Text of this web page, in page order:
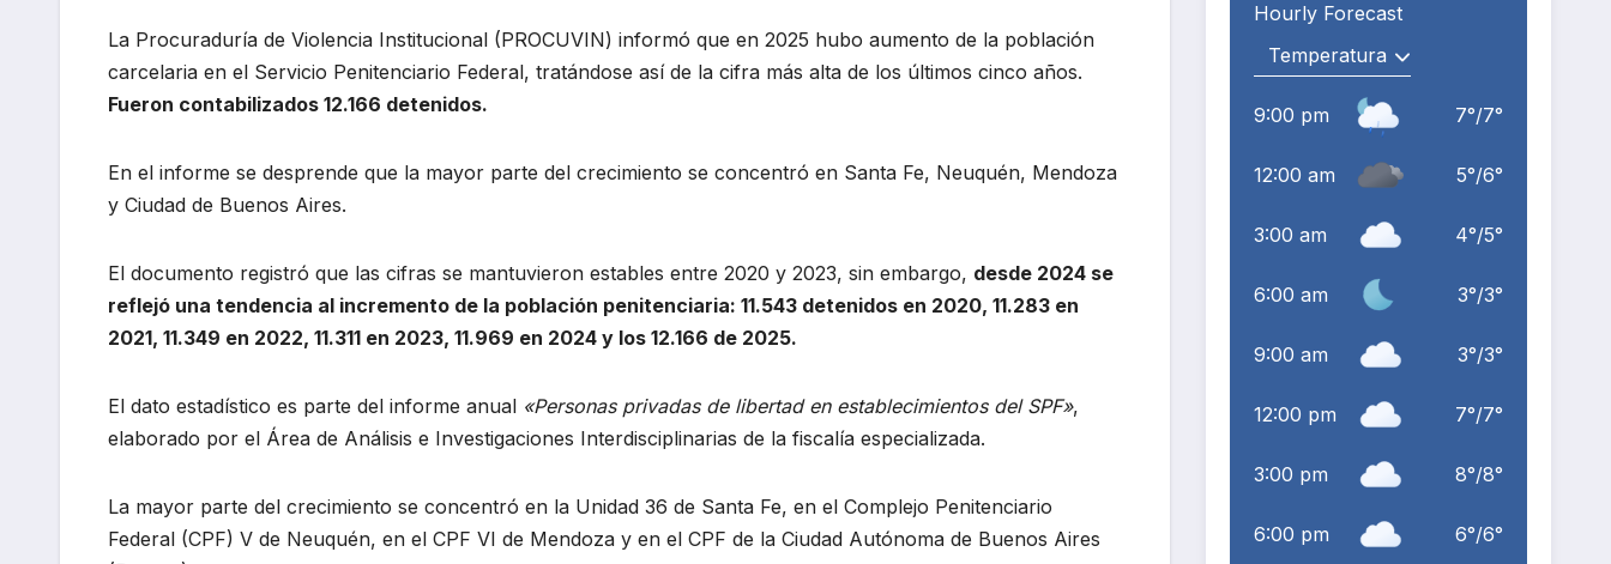
La Procuraduría de Violencia Institucional (PROCUVIN) informó que en 2025 hubo aumento de la población
carcelaria en el Servicio Penitenciario Federal, tratándose así de la cifra más alta de los últimos cinco años.
Fueron contabilizados 12.166 detenidos.
En el informe se desprende que la mayor parte del crecimiento se concentró en Santa Fe, Neuquén, Mendoza
y Ciudad de Buenos Aires.
El documento registró que las cifras se mantuvieron estables entre 2020 y 2023, sin embargo, desde 2024 se
reflejó una tendencia al incremento de la población penitenciaria: 11.543 detenidos en 2020, 11.283 en
2021, 11.349 en 2022, 11.311 en 2023, 11.969 en 2024 y los 12.166 de 2025.
El dato estadístico es parte del informe anual «Personas privadas de libertad en establecimientos del SPF»,
elaborado por el Área de Análisis e Investigaciones Interdisciplinarias de la fiscalía especializada.
La mayor parte del crecimiento se concentró en la Unidad 36 de Santa Fe, en el Complejo Penitenciario
Federal (CPF) V de Neuquén, en el CPF VI de Mendoza y en el CPF de la Ciudad Autónoma de Buenos Aires
Hourly Forecast
9:00 pm 7°/7°
12:00 am 5°/6°
3:00 am 4°/5°
6:00 am 3°/3°
9:00 am 3°/3°
12:00 pm 7°/7°
3:00 pm 8°/8°
6:00 pm 6°/6°